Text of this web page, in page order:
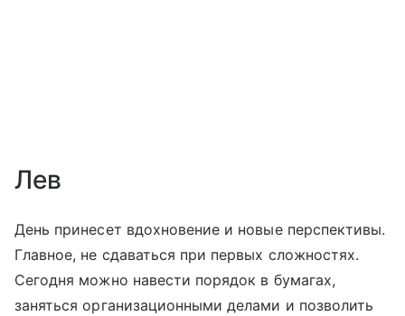
Лев
День принесет вдохновение и новые перспективы.
Главное, не сдаваться при первых сложностях.
Сегодня можно навести порядок в бумагах,
заняться организационными делами и позволить